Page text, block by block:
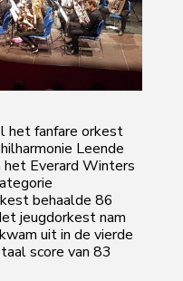
het fanfare orkest
Leende
Everard Winters
behaalde 86
jeugdorkest nam
uit in de vierde
score van 83